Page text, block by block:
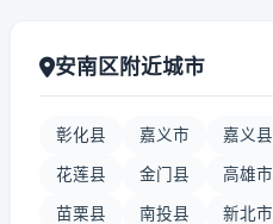
安南区附近城市
彰化县 嘉义市 嘉义县
花莲县 金门县 高雄市
苗栗县 南投县 新北市